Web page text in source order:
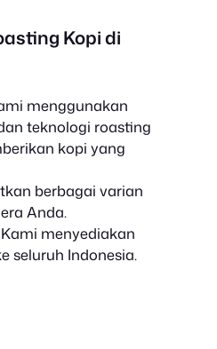
Kopidi
menggunakan
teknologi roasting
kopi yang
berbagai varian
Anda.
menyediakan
seluruh Indonesia.